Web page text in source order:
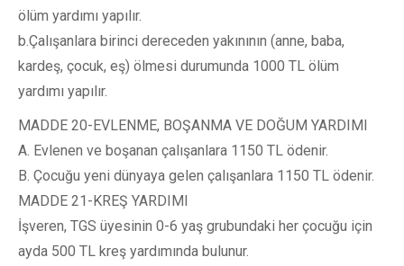
ölüm yardımı yapılır.
b.Çalışanlara birinci dereceden yakınının (anne, baba,
kardeş, çocuk, eş) ölmesi durumunda 1000 TL ölüm
yardımı yapılır.
MADDE 20-EVLENME, BOŞANMA VE DOĞUM YARDIMI
A. Evlenen ve boşanan çalışanlara 1150 TL ödenir.
B. Çocuğu yeni dünyaya gelen çalışanlara 1150 TL ödenir.
MADDE 21-KREŞ YARDIMI
İşveren, TGS üyesinin 0-6 yaş grubundaki her çocuğu için
ayda 500 TL kreş yardımında bulunur.